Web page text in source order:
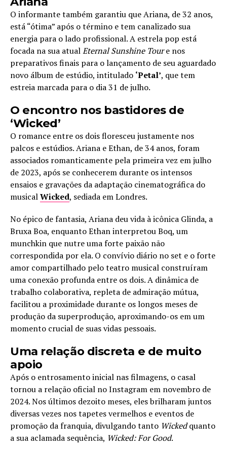
O informante também garantiu que Ariana, de 32 anos,
está “ótima” após o término e tem canalizado sua
energia para o lado profissional. A estrela pop está
focada na sua atualEternal Sunshine Toure nos
preparativos finais para o lançamento de seu aguardado
novo álbum de estúdio, intitulado ‘Petal’, que tem
estreia marcada para o dia 31 de julho.
O encontro nos bastidores de
‘Wicked’
O romance entre os dois floresceu justamente nos
palcos e estúdios. Ariana e Ethan, de 34 anos, foram
associados romanticamente pela primeira vez em julho
de 2023, após se conhecerem durante os intensos
ensaios e gravações da adaptação cinematográfica do
musicalWicked, sediada em Londres.
No épico de fantasia, Ariana deu vida à icônica Glinda, a
Bruxa Boa, enquanto Ethan interpretou Boq, um
munchkin que nutre uma forte paixão não
correspondida por ela. O convívio diário no set e o forte
amor compartilhado pelo teatro musical construíram
uma conexão profunda entre os dois. A dinâmica de
trabalho colaborativa, repleta de admiração mútua,
facilitou a proximidade durante os longos meses de
produção da superprodução, aproximando-os em um
momento crucial de suas vidas pessoais.
Uma relação discreta e de muito
apoio
Após o entrosamento inicial nas filmagens, o casal
tornou a relação oficial no Instagram em novembro de
2024. Nos últimos dezoito meses, eles brilharam juntos
diversas vezes nos tapetes vermelhos e eventos de
promoção da franquia, divulgando tanto Wickedquanto
a sua aclamada sequência, Wicked: For Good.